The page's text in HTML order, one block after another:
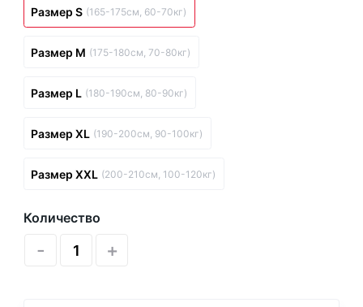
Размер S (165-175см, 60-70кг)
Размер M (175-180см, 70-80кг)
Размер L (180-190см, 80-90кг)
Размер XL (190-200см, 90-100кг)
Размер XXL (200-210см, 100-120кг)
Количество
- +